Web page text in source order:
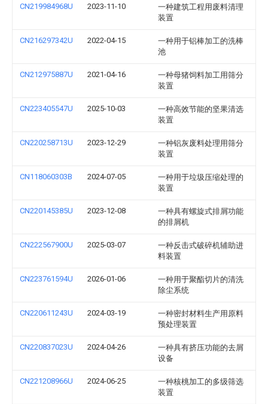
CN219984968U 2023-11-10
一种建筑工程用废料清理
装置
CN216297342U 2022-04-15
一种用于铝棒加工的洗棒
池
CN212975887U 2021-04-16
一种母猪饲料加工用筛分
装置
CN223405547U 2025-10-03
一种高效节能的坚果清选
装置
CN220258713U 2023-12-29
一种铝灰废料处理用筛分
装置
CN118060303B 2024-07-05
一种用于垃圾压缩处理的
装置
CN220145385U 2023-12-08
一种具有螺旋式排屑功能
的排屑机
CN222567900U 2025-03-07
一种反击式破碎机辅助进
料装置
CN223761594U 2026-01-06
一种用于聚酯切片的清洗
除尘系统
CN220611243U 2024-03-19
一种密封材料生产用原料
预处理装置
CN220837023U 2024-04-26
一种具有挤压功能的去屑
设备
CN221208966U 2024-06-25
一种核桃加工的多级筛选
装置